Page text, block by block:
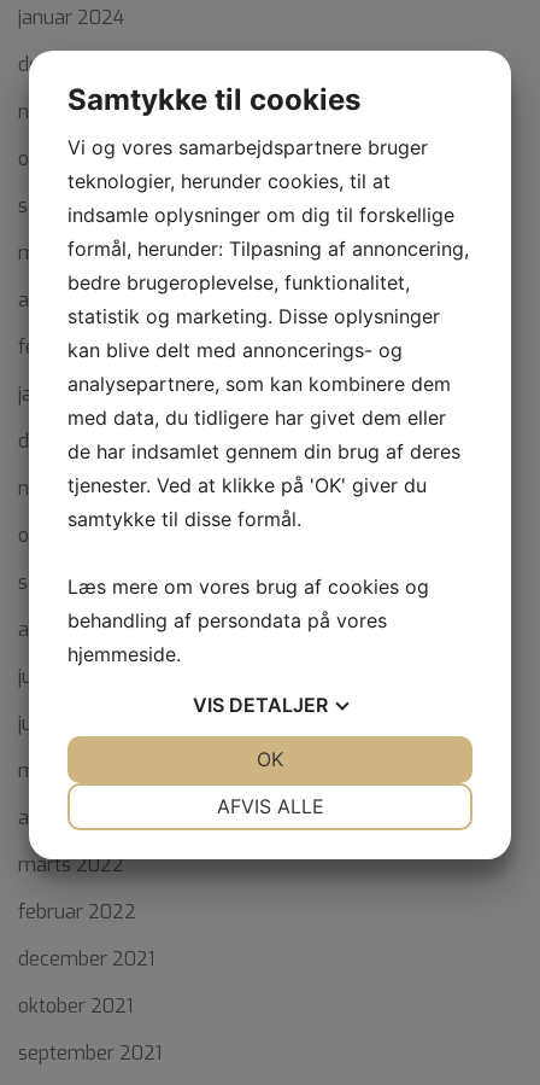
januar 2024
december 2023
november 2023
oktober 2023
september 2023
maj 2023
april 2023
februar 2023
januar 2023
december 2022
november 2022
oktober 2022
september 2022
august 2022
juli 2022
juni 2022
maj 2022
april 2022
marts 2022
februar 2022
december 2021
oktober 2021
september 2021
Samtykke til cookies
Vi og vores samarbejdspartnere bruger
teknologier, herunder cookies, til at
indsamle oplysninger om dig til forskellige
formål, herunder: Tilpasning af annoncering,
bedre brugeroplevelse, funktionalitet,
statistik og marketing. Disse oplysninger
kan blive delt med annoncerings- og
analysepartnere, som kan kombinere dem
med data, du tidligere har givet dem eller
de har indsamlet gennem din brug af deres
tjenester. Ved at klikke på 'OK' giver du
samtykke til disse formål.
Læs mere om vores brug af cookies og
behandling af persondata på vores
hjemmeside.
VIS DETALJER
AFVIS ALLE
OK